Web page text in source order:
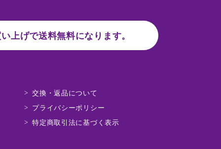
上げで送料無料になります。
交換・返品について
プライバシーポリシー
特定商取引法に基づく表示